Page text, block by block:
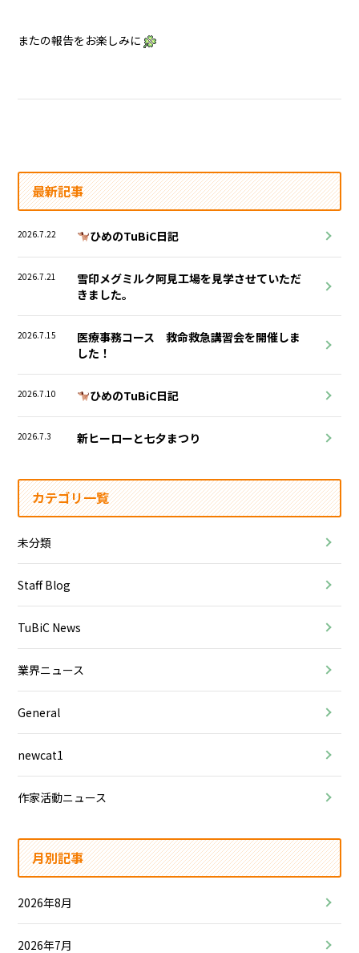
またの報告をお楽しみに
最新記事
2026.7.22 ひめのTuBiC日記
2026.7.21
雪印メグミルク阿見工場を見学させていただ
きました。
2026.7.15
医療事務コース 救命救急講習会を開催しま
した！
2026.7.10 ひめのTuBiC日記
2026.7.3 新ヒーローと七夕まつり
カテゴリ一覧
未分類
Staff Blog
TuBiC News
業界ニュース
General
newcat1
作家活動ニュース
月別記事
2026年8月
2026年7月